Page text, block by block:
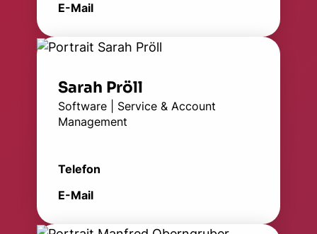
E-Mail
Sarah Pröll
Software | Service & Account
Management
Telefon
E-Mail